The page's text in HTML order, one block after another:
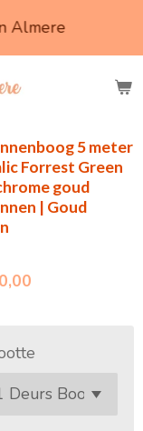
Almere
5 meter
Forrest Green
goud
| Goud